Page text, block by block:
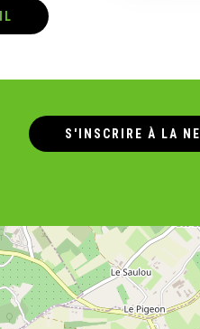
S'INSCRIRE À LA